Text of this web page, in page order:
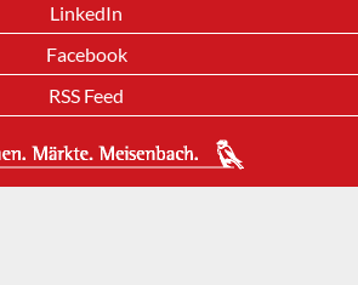
LinkedIn
Facebook
RSS Feed